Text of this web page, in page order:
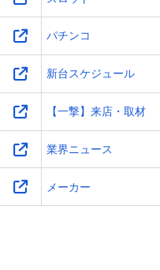
パチンコ
新台スケジュール
【一撃】来店・取材
業界ニュース
メーカー